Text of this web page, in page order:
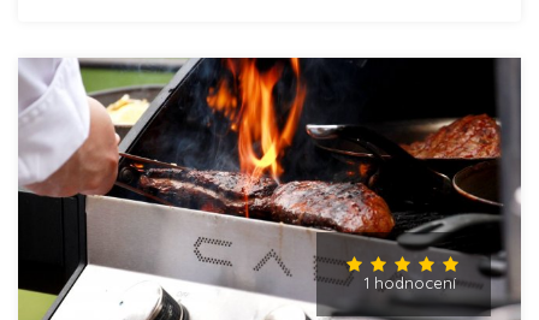
1 hodnocení